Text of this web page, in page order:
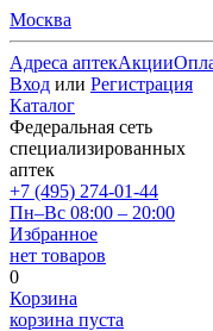
Москва
Адреса аптекАкции
Вход или Регистрация
Каталог
Федеральная сеть
специализированных
аптек
+7 (495) 274-01-44
Пн–Вс 08:00 – 20:00
Избранное
нет товаров
0
Корзина
корзина пуста